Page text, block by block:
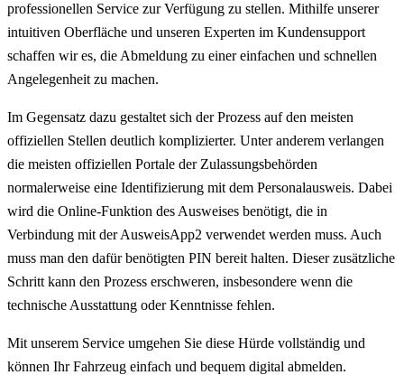
professionellen Service zur Verfügung zu stellen. Mithilfe unserer
intuitiven Oberfläche und unseren Experten im Kundensupport
schaffen wir es, die Abmeldung zu einer einfachen und schnellen
Angelegenheit zu machen.
Im Gegensatz dazu gestaltet sich der Prozess auf den meisten
offiziellen Stellen deutlich komplizierter. Unter anderem verlangen
die meisten offiziellen Portale der Zulassungsbehörden
normalerweise eine Identifizierung mit dem Personalausweis. Dabei
wird die Online-Funktion des Ausweises benötigt, die in
Verbindung mit der AusweisApp2 verwendet werden muss. Auch
muss man den dafür benötigten PIN bereit halten. Dieser zusätzliche
Schritt kann den Prozess erschweren, insbesondere wenn die
technische Ausstattung oder Kenntnisse fehlen.
Mit unserem Service umgehen Sie diese Hürde vollständig und
können Ihr Fahrzeug einfach und bequem digital abmelden.